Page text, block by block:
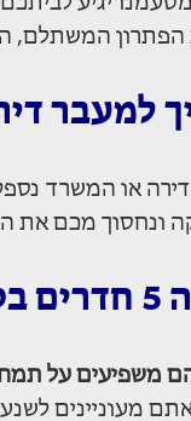
המשתלם,
דירת 5
או המשרד נספק
ונחסוך מכם את
משפיעים על
מעוניינים